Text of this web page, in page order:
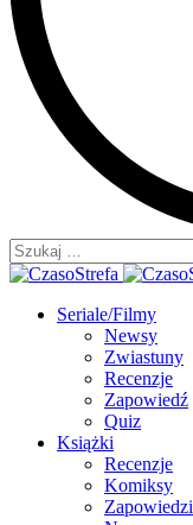
Szukaj:
Seriale/Filmy
Newsy
Zwiastuny
Recenzje
Zapowiedź
Quiz
Książki
Recenzje
Komiksy
Zapowiedzi